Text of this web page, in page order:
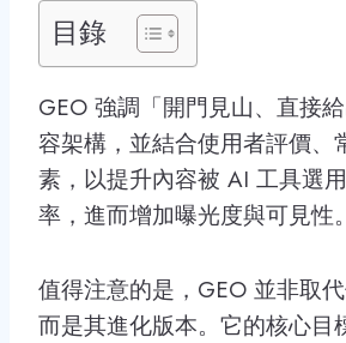
目錄
GEO 強調「開門見山、直接
容架構，並結合使用者評價、
素，以提升內容被 AI 工具選
率，進而增加曝光度與可見性。
值得注意的是，GEO 並非取代
而是其進化版本。它的核心目